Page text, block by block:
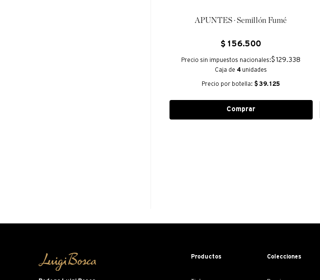
APUNTES · Semillón Fumé
$ 156.500
Precio sin impuestos nacionales:$ 129.338
Caja de 4 unidades
Precio por botella:$ 39.125
Comprar
Productos Colecciones